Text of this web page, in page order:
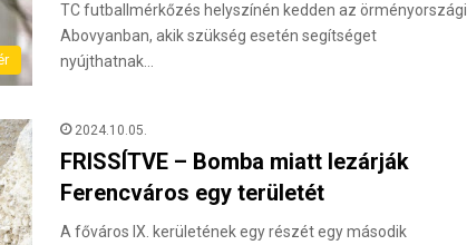
TC futballmérkőzés helyszínén kedden az örményországi
Abovyanban, akik szükség esetén segítséget
nyújthatnak…
2024.10.05.
FRISSÍTVE – Bomba miatt lezárják
Ferencváros egy területét
A főváros IX. kerületének egy részét egy második